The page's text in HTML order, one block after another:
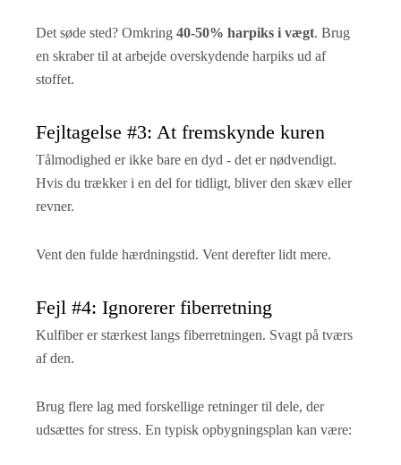
Det søde sted? Omkring 40-50% harpiks i vægt. Brug
en skraber til at arbejde overskydende harpiks ud af
stoffet.
Fejltagelse #3: At fremskynde kuren
Tålmodighed er ikke bare en dyd - det er nødvendigt.
Hvis du trækker i en del for tidligt, bliver den skæv eller
revner.
Vent den fulde hærdningstid. Vent derefter lidt mere.
Fejl #4: Ignorerer fiberretning
Kulfiber er stærkest langs fiberretningen. Svagt på tværs
af den.
Brug flere lag med forskellige retninger til dele, der
udsættes for stress. En typisk opbygningsplan kan være: